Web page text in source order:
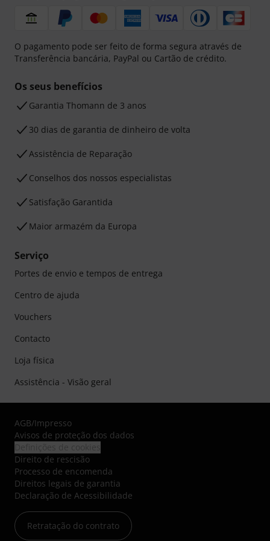
O pagamento pode ser feito de forma segura através de
Transferência bancária, PayPal ou Cartão de crédito.
Os seus benefícios
Garantia Thomann de 3 anos
30 dias de garantia de dinheiro de volta
Assistência de Reparação
Conselhos dos nossos especialistas
Satisfação Garantida
Maior armazém da Europa
Serviço
Portes de envio e tempos de entrega
Centro de ajuda
Vouchers
Contacto
Loja física
Assistência - Visão geral
AGB/Impresso
Avisos de proteção dos dados
Direito de rescisão
Processo de encomenda
Direitos legais de garantia
Declaração de Acessibilidade
Retratação do contrato